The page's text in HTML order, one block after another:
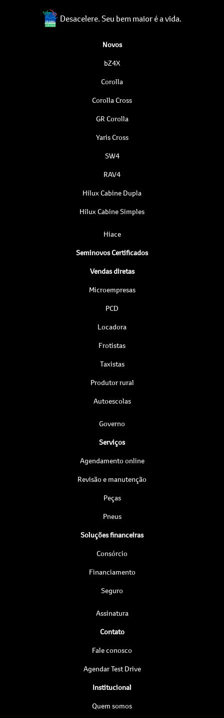
Desacelere. Seu bem maior é a vida.
Novos
bZ4X
Corolla
Corolla Cross
GR Corolla
Yaris Cross
SW4
RAV4
Hilux Cabine Dupla
Hilux Cabine Simples
Hiace
Seminovos Certificados
Vendas diretas
Microempresas
PCD
Locadora
Frotistas
Taxistas
Produtor rural
Autoescolas
Governo
Serviços
Agendamento online
Revisão e manutenção
Peças
Pneus
Soluções financeiras
Consórcio
Financiamento
Seguro
Assinatura
Contato
Fale conosco
Agendar Test Drive
Institucional
Quem somos